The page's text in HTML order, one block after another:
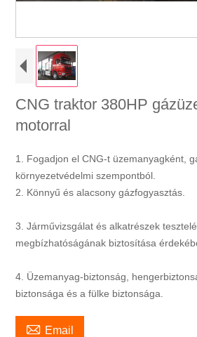
CNG traktor 380HP
motorral
1. Fogadjon el CNG-t üzemanyagként,
környezetvédelmi szempontból.
2. Könnyű és alacsony gázfogyasztás.
3. Járművizsgálat és alkatrészek
megbízhatóságának biztosítása
4. Üzemanyag-biztonság,
biztonsága és a fülke biztonsága.
 Email